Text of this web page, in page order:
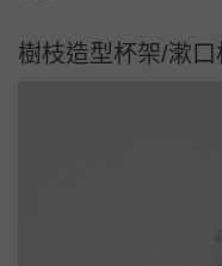
樹枝造型杯架/漱